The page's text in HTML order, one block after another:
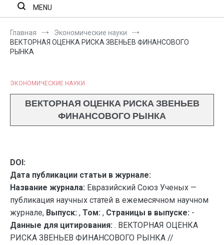
MENU
Главная
Экономические науки
ВЕКТОРНАЯ ОЦЕНКА РИСКА ЗВЕНЬЕВ ФИНАНСОВОГО
РЫНКА
ЭКОНОМИЧЕСКИЕ НАУКИ
ВЕКТОРНАЯ ОЦЕНКА РИСКА ЗВЕНЬЕВ
ФИНАНСОВОГО РЫНКА
DOI:
Дата публикации статьи в журнале:
Название журнала: Евразийский Союз Ученых —
публикация научных статей в ежемесячном научном
журнале, Выпуск: , Том: , Страницы в выпуске: -
Данные для цитирования: . ВЕКТОРНАЯ ОЦЕНКА
РИСКА ЗВЕНЬЕВ ФИНАНСОВОГО РЫНКА //